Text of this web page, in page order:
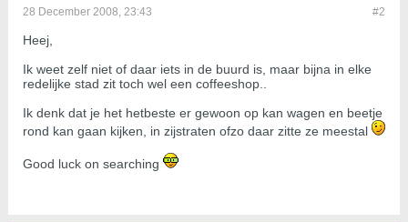
#2
28 December 2008, 23:43
Heej,
Ik weet zelf niet of daar iets in de buurd is, maar bijna in elke
redelijke stad zit toch wel een coffeeshop..
Ik denk dat je het hetbeste er gewoon op kan wagen en beetje
rond kan gaan kijken, in zijstraten ofzo daar zitte ze meestal
Good luck on searching